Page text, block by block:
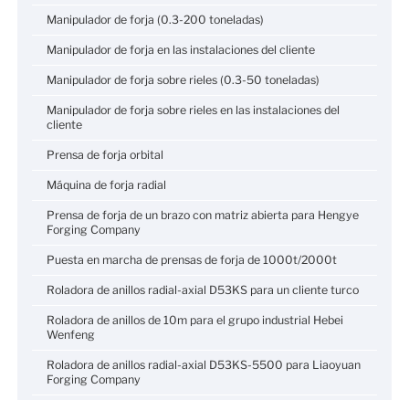
Manipulador de forja (0.3-200 toneladas)
Manipulador de forja en las instalaciones del cliente
Manipulador de forja sobre rieles (0.3-50 toneladas)
Manipulador de forja sobre rieles en las instalaciones del
cliente
Prensa de forja orbital
Máquina de forja radial
Prensa de forja de un brazo con matriz abierta para Hengye
Forging Company
Puesta en marcha de prensas de forja de 1000t/2000t
Roladora de anillos radial-axial D53KS para un cliente turco
Roladora de anillos de 10m para el grupo industrial Hebei
Wenfeng
Roladora de anillos radial-axial D53KS-5500 para Liaoyuan
Forging Company